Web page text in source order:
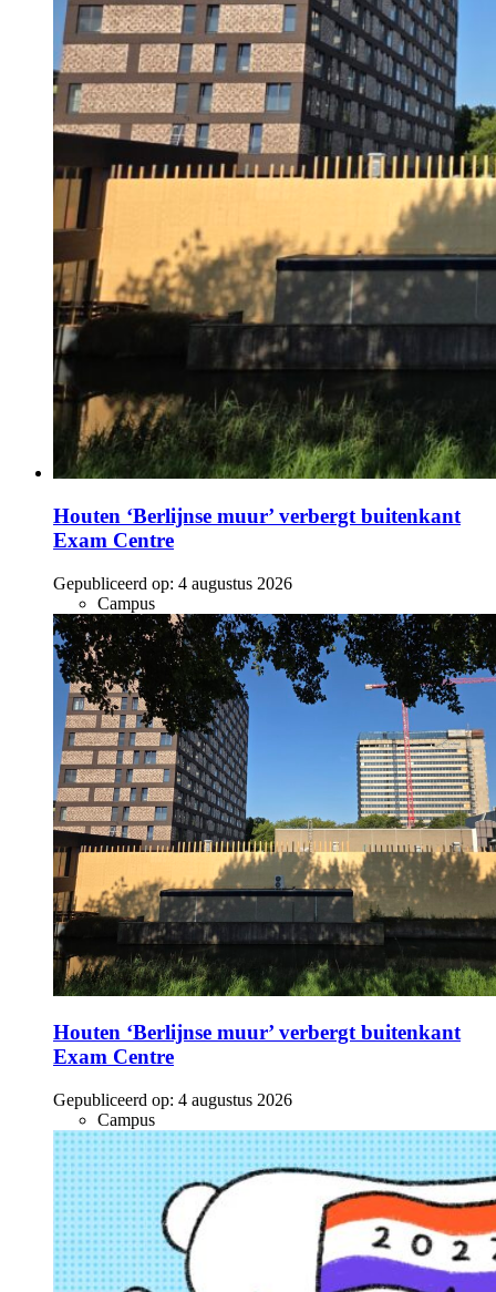
Houten ‘Berlijnse muur’ verbergt buitenkant
Exam Centre
Gepubliceerd op: 4 augustus 2026
Campus
Houten ‘Berlijnse muur’ verbergt buitenkant
Exam Centre
Gepubliceerd op: 4 augustus 2026
Campus